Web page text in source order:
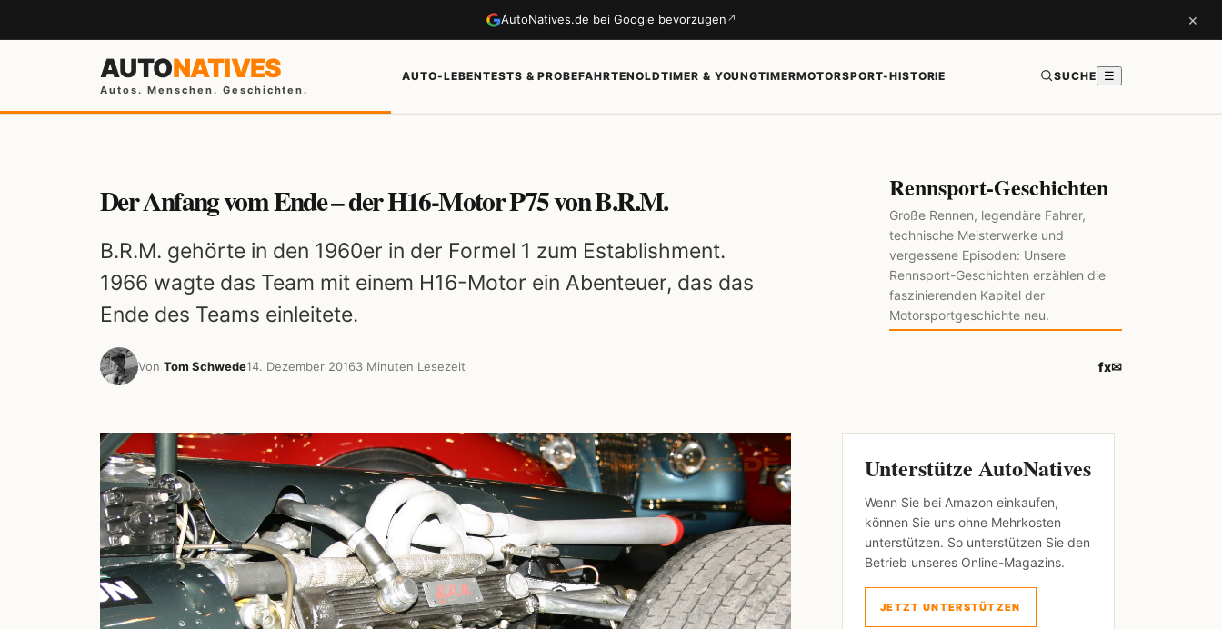
AutoNatives.de bei Google bevorzugen ↗ ×
AUTONATIVES
Autos. Menschen. Geschichten.
AUTO-LEBENTESTS & PROBEFAHRTENOLDTIMER & YOUNGTIMERMOTORSPORT-HISTORIE SUCHE ☰
Der Anfang vom Ende – der H16-Motor P75 von B.R.M.
B.R.M. gehörte in den 1960er in der Formel 1 zum Establishment.
1966 wagte das Team mit einem H16-Motor ein Abenteuer, das das
Ende des Teams einleitete.
Rennsport-Geschichten
Große Rennen, legendäre Fahrer,
technische Meisterwerke und
vergessene Episoden: Unsere
Rennsport-Geschichten erzählen die
faszinierenden Kapitel der
Motorsportgeschichte neu.
Von Tom Schwede14. Dezember 20163 Minuten Lesezeit fx✉
Unterstütze AutoNatives
Wenn Sie bei Amazon einkaufen,
können Sie uns ohne Mehrkosten
unterstützen. So unterstützen Sie den
Betrieb unseres Online-Magazins.
JETZT UNTERSTÜTZEN